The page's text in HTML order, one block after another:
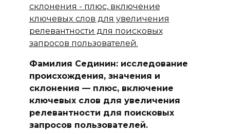
Фамилия Сединин: исследование
происхождения, значения и
склонения — плюс, включение
ключевыx слов для увеличения
релевантности для поисковых
запросов пользователей.